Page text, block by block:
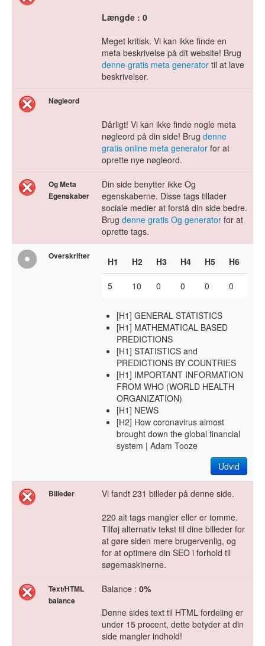
Længde : 0
Meget kritisk. Vi kan ikke finde en
meta beskrivelse på dit website! Brug
denne gratis meta generator til at lave
beskrivelser.
Nøgleord
Dårligt! Vi kan ikke finde nogle meta
nøgleord på din side! Brug denne
gratis online meta generator for at
oprette nye nøgleord.
Og Meta
Egenskaber
Din side benytter ikke Og
egenskaberne. Disse tags tillader
sociale medier at forstå din side bedre.
Brug denne gratis Og generator for at
oprette tags.
Overskrifter H1 H2 H3 H4 H5 H6
5 10 0 0 0 0
[H1] GENERAL STATISTICS
[H1] MATHEMATICAL BASED
PREDICTIONS
[H1] STATISTICS and
PREDICTIONS BY COUNTRIES
[H1] IMPORTANT INFORMATION
FROM WHO (WORLD HEALTH
ORGANIZATION)
[H1] NEWS
[H2] How coronavirus almost
brought down the global financial
system | Adam Tooze
Udvid
Billeder
Vi fandt 231 billeder på denne side.
220 alt tags mangler eller er tomme.
Tilføj alternativ tekst til dine billeder for
at gøre siden mere brugervenlig, og
for at optimere din SEO i forhold til
søgemaskinerne.
Text/HTML
balance
Balance : 0%
Denne sides text til HTML fordeling er
under 15 procent, dette betyder at din
side mangler indhold!